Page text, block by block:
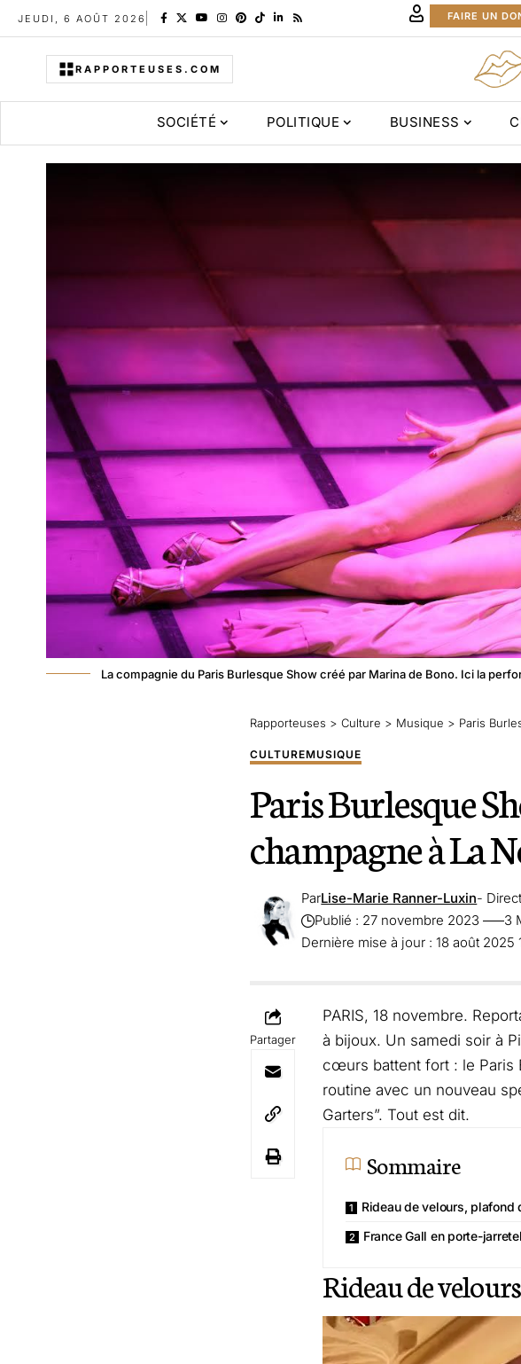
JEUDI, 6 AOÛT 2026 FAIRE UN
RAPPORTEUSES.COM
SOCIÉTÉ POLITIQUE BUSINESS
La compagnie du Paris Burlesque Show créé par Marina de Bono. Ici la
Rapporteuses > Culture > Musique > Paris
CULTUREMUSIQUE
Paris Burlesque
champagne à La
Dernière mise à jour : 18 août 2025
ParLise-Marie Ranner-Luxin-
Publié : 27 novembre 2023
3
Partager
PARIS, 18 novembre.
à bijoux. Un samedi soir à
cœurs battent fort : le Paris
routine avec un nouveau
Garters”. Tout est dit.
Sommaire
Rideau de velours, plafond
France Gall en porte-
Rideau de